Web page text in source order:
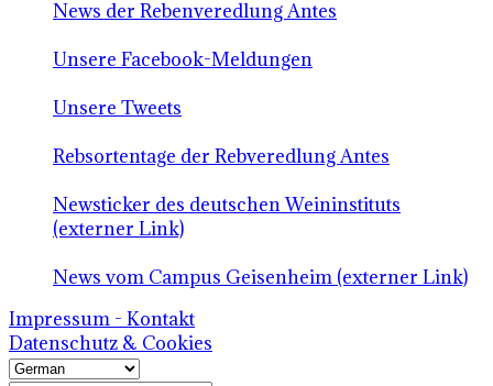
News der Rebenveredlung Antes
Unsere Facebook-Meldungen
Unsere Tweets
Rebsortentage der Rebveredlung Antes
Newsticker des deutschen Weininstituts
(externer Link)
News vom Campus Geisenheim (externer Link)
Impressum - Kontakt
Datenschutz & Cookies